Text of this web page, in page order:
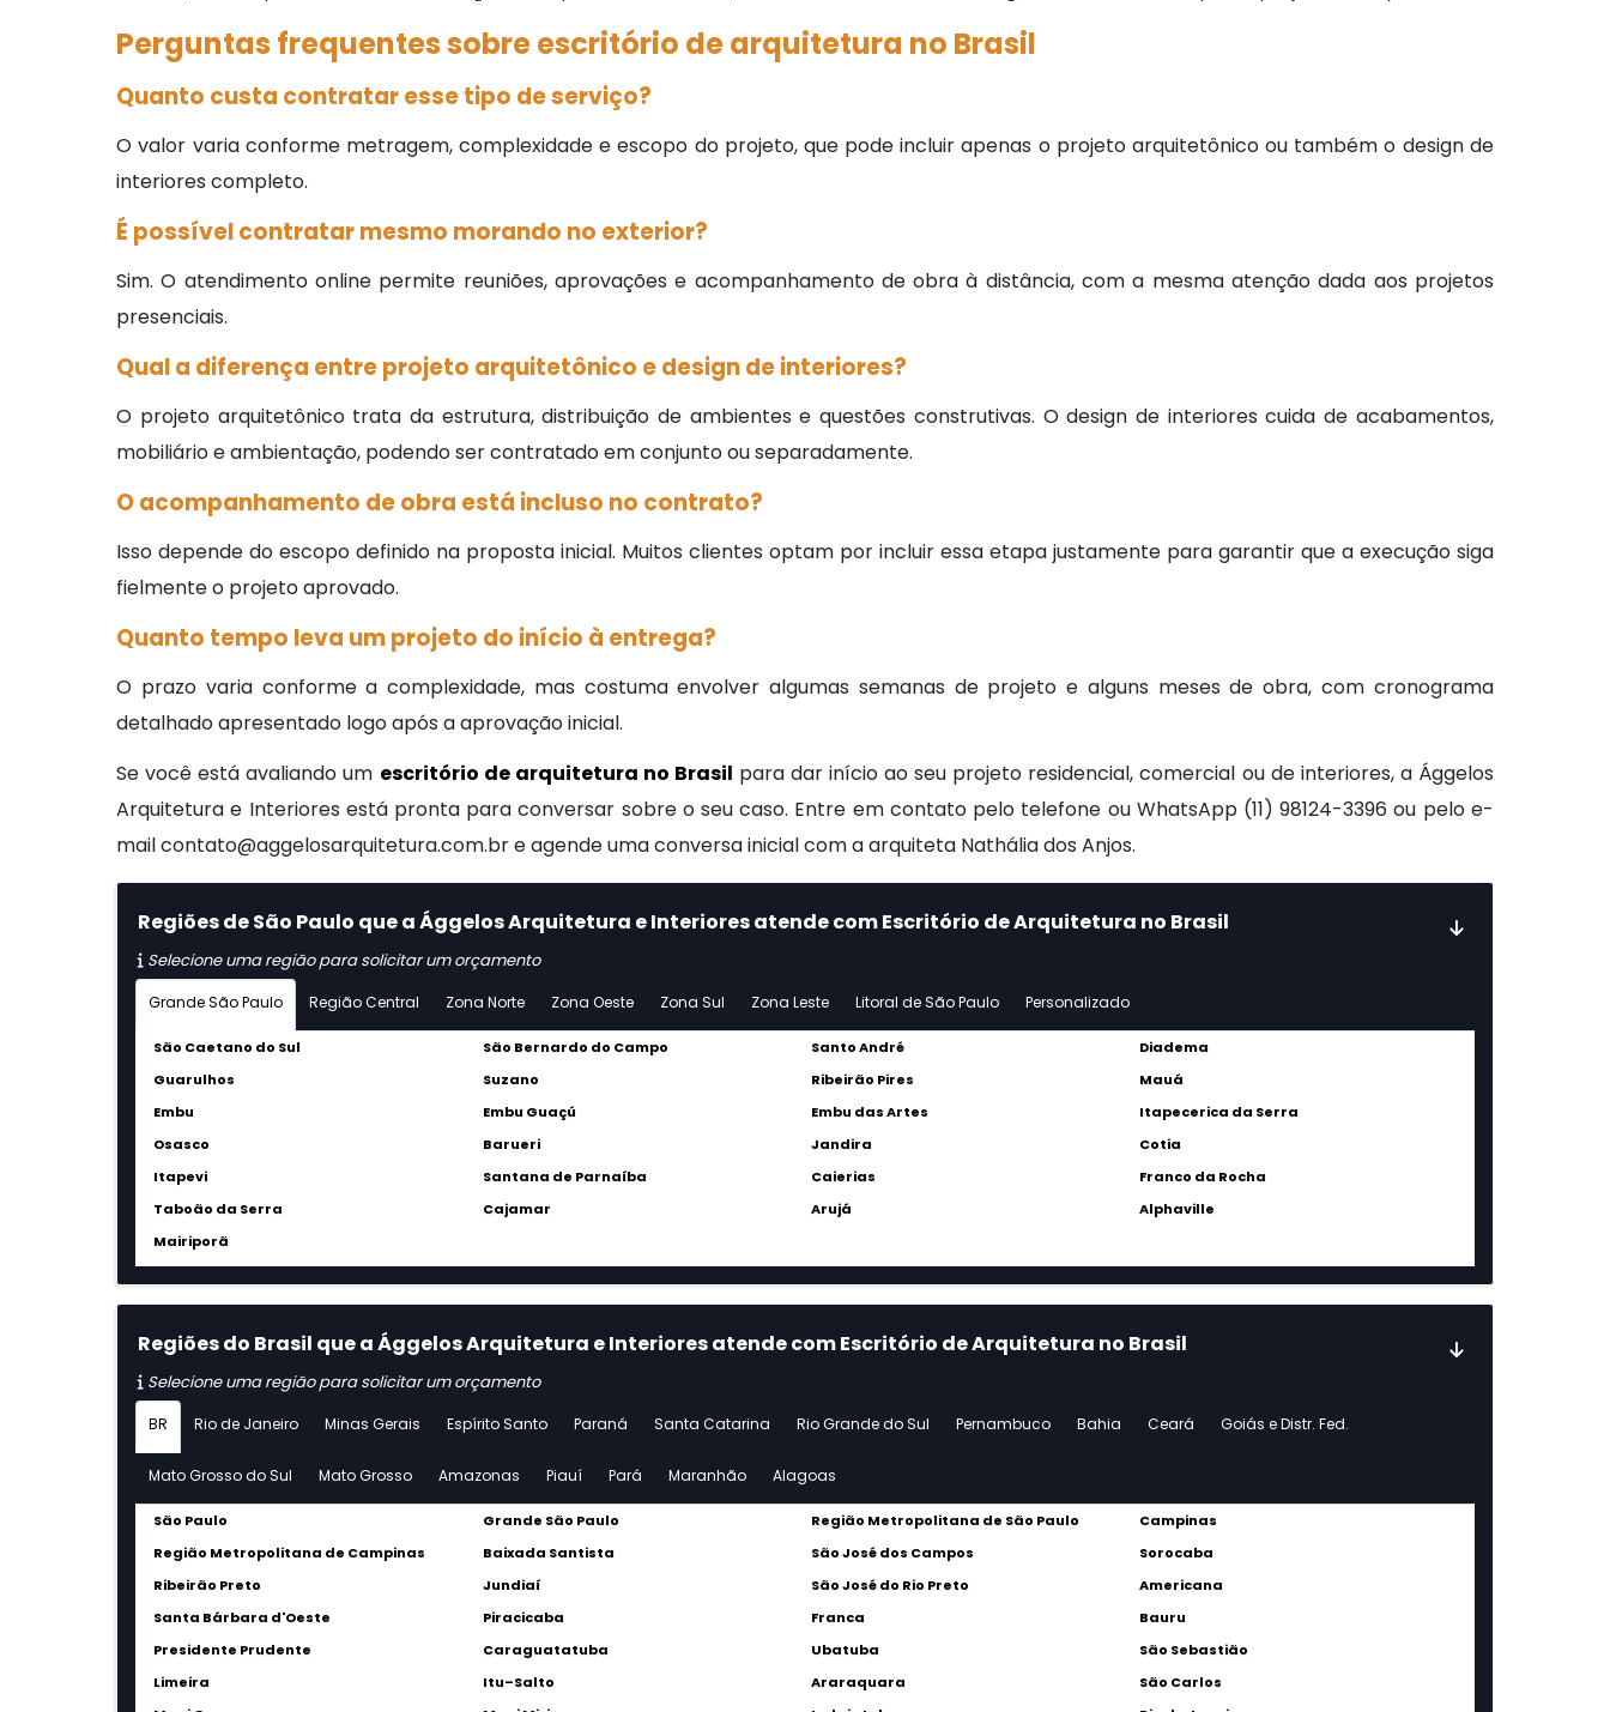
Perguntas frequentes sobre escritório de arquitetura no Brasil
Quanto custa contratar esse tipo de serviço?
O valor varia conforme metragem, complexidade e escopo do projeto, que pode incluir apenas o projeto arquitetônico ou também o design de
interiores completo.
É possível contratar mesmo morando no exterior?
Sim. O atendimento online permite reuniões, aprovações e acompanhamento de obra à distância, com a mesma atenção dada aos projetos
presenciais.
Qual a diferença entre projeto arquitetônico e design de interiores?
O projeto arquitetônico trata da estrutura, distribuição de ambientes e questões construtivas. O design de interiores cuida de acabamentos,
mobiliário e ambientação, podendo ser contratado em conjunto ou separadamente.
O acompanhamento de obra está incluso no contrato?
Isso depende do escopo definido na proposta inicial. Muitos clientes optam por incluir essa etapa justamente para garantir que a execução siga
fielmente o projeto aprovado.
Quanto tempo leva um projeto do início à entrega?
O prazo varia conforme a complexidade, mas costuma envolver algumas semanas de projeto e alguns meses de obra, com cronograma
detalhado apresentado logo após a aprovação inicial.
Se você está avaliando um escritório de arquitetura no Brasil para dar início ao seu projeto residencial, comercial ou de interiores, a Ággelos
Arquitetura e Interiores está pronta para conversar sobre o seu caso. Entre em contato pelo telefone ou WhatsApp (11) 98124-3396 ou pelo e-
mail contato@aggelosarquitetura.com.br e agende uma conversa inicial com a arquiteta Nathália dos Anjos.
Regiões de São Paulo que a Ággelos Arquitetura e Interiores atende com Escritório de Arquitetura no Brasil
Selecione uma região para solicitar um orçamento
Grande São Paulo Região Central Zona Norte Zona Oeste Zona Sul Zona Leste Litoral de São Paulo Personalizado
São Caetano do Sul São Bernardo do Campo Santo André
Diadema
Guarulhos
Suzano Ribeirão Pires
Mauá
Embu
Embu Guaçú Embu das Artes
Itapecerica da Serra
Osasco
Barueri Jandira
Cotia
Itapevi
Santana de Parnaíba Caierias
Franco da Rocha
Taboão da Serra
Cajamar Arujá
Alphaville
Mairiporã
Regiões do Brasil que a Ággelos Arquitetura e Interiores atende com Escritório de Arquitetura no Brasil
Selecione uma região para solicitar um orçamento
BR Rio de Janeiro Minas Gerais Espírito Santo Paraná Santa Catarina Rio Grande do Sul Pernambuco Bahia Ceará Goiás e Distr. Fed.
Mato Grosso do Sul Mato Grosso Amazonas Piauí Pará Maranhão Alagoas
São Paulo Grande São Paulo Região Metropolitana de São Paulo
Campinas
Região Metropolitana de Campinas
Baixada Santista São José dos Campos
Sorocaba
Ribeirão Preto
Jundiaí São José do Rio Preto
Americana
Santa Bárbara d'Oeste
Piracicaba Franca
Bauru
Presidente Prudente
Caraguatatuba Ubatuba
São Sebastião
Limeira
Itu–Salto Araraquara
São Carlos